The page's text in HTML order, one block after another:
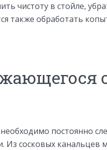
чистоту в стойле,
также обработать
постоянно
Из сосковых канальцев